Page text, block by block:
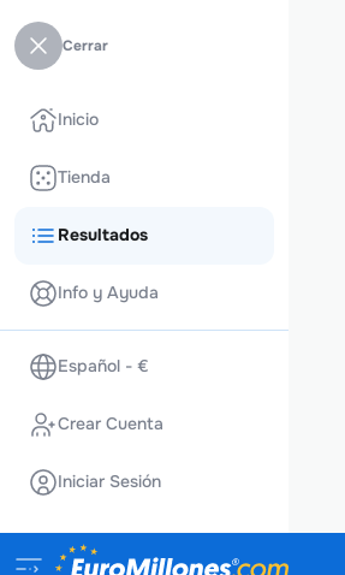
Cerrar
Inicio
Tienda
Resultados
Info y Ayuda
Español - €
Crear Cuenta
Iniciar Sesión